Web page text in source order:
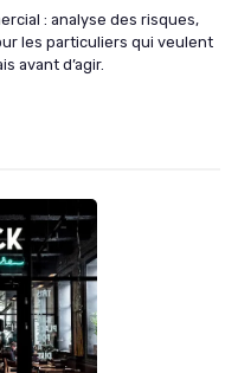
: analyse des risques,
les particuliers qui veulent
avant d’agir.